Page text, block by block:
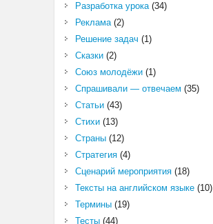
Разработка урока(34)
Реклама(2)
Решение задач (1)
Сказки(2)
Союз молодёжи(1)
Спрашивали — отвечаем (35)
Статьи(43)
Стихи(13)
Страны(12)
Стратегия(4)
Сценарий мероприятия(18)
Тексты на английском языке(10)
Термины(19)
Тесты(44)